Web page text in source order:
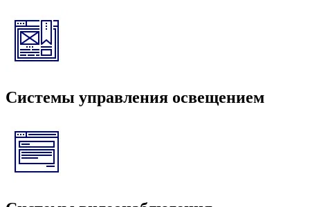
Системы управления освещением